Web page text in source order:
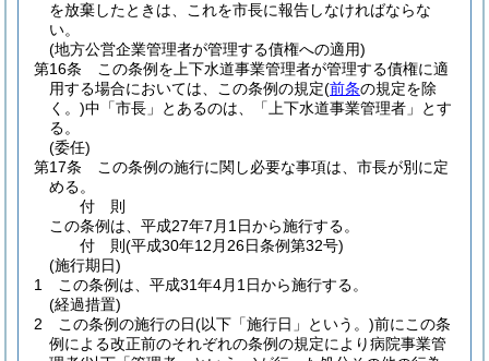
を放棄したときは、これを市長に報告しなければならな
い。
(地方公営企業管理者が管理する債権への適用)
第16条
この条例を上下水道事業管理者が管理する債権に適
用する場合においては、この条例の規定(前条の規定を除
く。)中「市長」とあるのは、「上下水道事業管理者」とす
る。
(委任)
第17条
この条例の施行に関し必要な事項は、市長が別に定
める。
付 則
この条例は、平成27年7月1日から施行する。
付 則(平成30年12月26日条例第32号)
(施行期日)
1
この条例は、平成31年4月1日から施行する。
(経過措置)
2
この条例の施行の日(以下「施行日」という。)前にこの条
例による改正前のそれぞれの条例の規定により病院事業管